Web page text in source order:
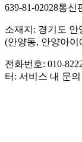
639-81-02028통신
소재지: 경기도 안
(안양동, 안양아
전화번호: 010-
터: 서비스 내 문